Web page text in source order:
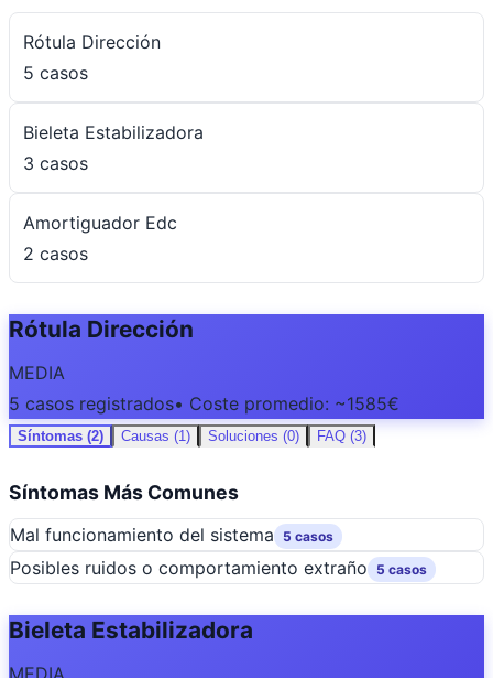
Rótula Dirección
5 casos
Bieleta Estabilizadora
3 casos
Amortiguador Edc
2 casos
Rótula Dirección
MEDIA
5 casos registrados• Coste promedio: ~1585€
Síntomas (2) Causas (1) Soluciones (0) FAQ (3)
Síntomas Más Comunes
Mal funcionamiento del sistema 5 casos
Posibles ruidos o comportamiento extraño 5 casos
Bieleta Estabilizadora